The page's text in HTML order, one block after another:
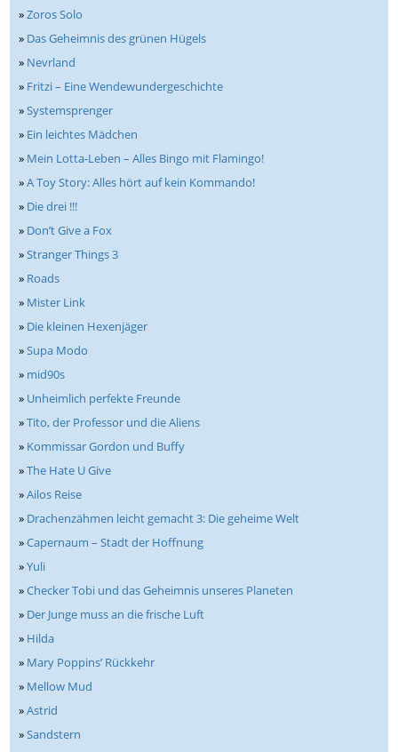
»Zoros Solo
» Das Geheimnis des grünen Hügels
» Nevrland
» Fritzi – Eine Wendewundergeschichte
»Systemsprenger
» Ein leichtes Mädchen
» Mein Lotta-Leben – Alles Bingo mit Flamingo!
»A Toy Story: Alles hört auf kein Kommando!
» Die drei !!!
» Don’t Give a Fox
»Stranger Things 3
» Roads
» Mister Link
» Die kleinen Hexenjäger
»Supa Modo
» mid90s
» Unheimlich perfekte Freunde
»Tito, der Professor und die Aliens
» Kommissar Gordon und Buffy
»The Hate U Give
»Ailos Reise
» Drachenzähmen leicht gemacht 3: Die geheime Welt
»Capernaum – Stadt der Hoffnung
»Yuli
»Checker Tobi und das Geheimnis unseres Planeten
» Der Junge muss an die frische Luft
» Hilda
» Mary Poppins’ Rückkehr
» Mellow Mud
»Astrid
»Sandstern